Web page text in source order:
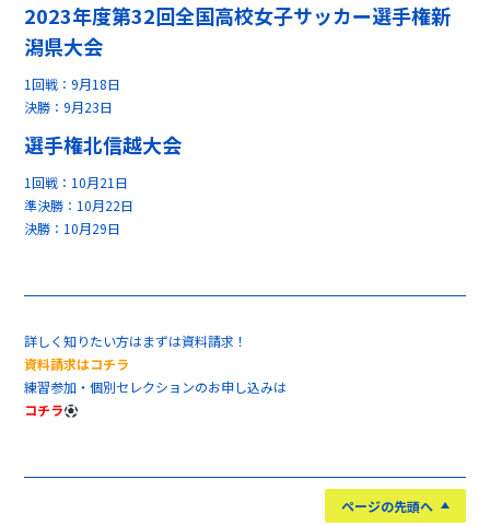
2023年度第32回全国高校女子サッカー選手権新
潟県大会
1回戦：9月18日
決勝：9月23日
選手権北信越大会
1回戦：10月21日
準決勝：10月22日
決勝：10月29日
詳しく知りたい方はまずは資料請求！
資料請求はコチラ
練習参加・個別セレクションのお申し込みは
コチラ
ページの先頭へ